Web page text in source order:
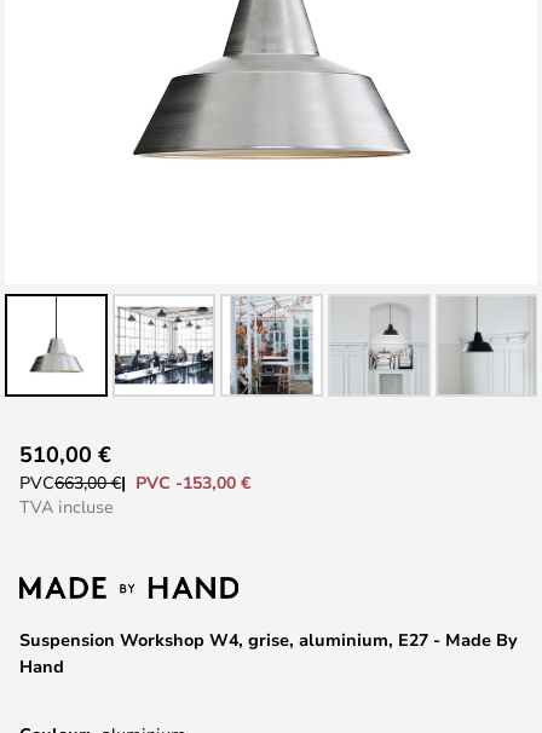
to
the
the
gallery
Suspension Workshop W4, grise, aluminium, E27 - Made By
Hand
510,00 €
PVC663,00 €
PVC -153,00 €
TVA incluse